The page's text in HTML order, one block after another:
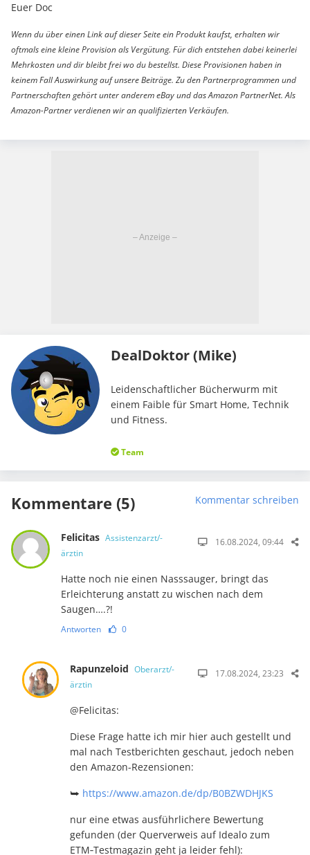
Euer Doc
Wenn du über einen Link auf dieser Seite ein Produkt kaufst, erhalten wir
oftmals eine kleine Provision als Vergütung. Für dich entstehen dabei keinerlei
Mehrkosten und dir bleibt frei wo du bestellst. Diese Provisionen haben in
keinem Fall Auswirkung auf unsere Beiträge. Zu den Partnerprogrammen und
Partnerschaften gehört unter anderem eBay und das Amazon PartnerNet. Als
Amazon-Partner verdienen wir an qualifizierten Verkäufen.
DealDoktor (Mike)
Leidenschaftlicher Bücherwurm mit
einem Faible für Smart Home, Technik
und Fitness.
Team
Kommentare (5) Kommentar schreiben
Felicitas Assistenzarzt/-
ärztin
16.08.2024, 09:44
Hatte noch nie einen Nasssauger, bringt das
Erleichterung anstatt zu wischen nach dem
Saugen….?!
Antworten 0
Rapunzeloid Oberarzt/-
ärztin
17.08.2024, 23:23
@Felicitas:
Diese Frage hatte ich mir hier auch gestellt und
mal nach Testberichten geschaut, je­doch neben
den Amazon-Re­zen­sionen:
⮩ https://www.amazon.de/dp/B0BZWDHJKS
nur eine etwas ausführlichere Bewertung
gefunden (der Querverweis auf Idealo zum
ETM‑Test­ma­ga­zin geht ja leider fehl):